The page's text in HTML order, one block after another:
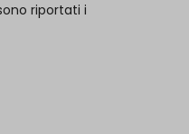
riportati i